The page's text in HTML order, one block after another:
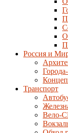
Россия и
Транспорт
Вело-